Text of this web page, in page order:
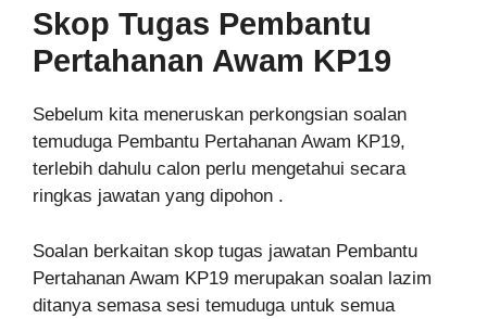
Skop Tugas Pembantu
Pertahanan Awam KP19
Sebelum kita meneruskan perkongsian soalan
temuduga Pembantu Pertahanan Awam KP19,
terlebih dahulu calon perlu mengetahui secara
ringkas jawatan yang dipohon .
Soalan berkaitan skop tugas jawatan Pembantu
Pertahanan Awam KP19 merupakan soalan lazim
ditanya semasa sesi temuduga untuk semua